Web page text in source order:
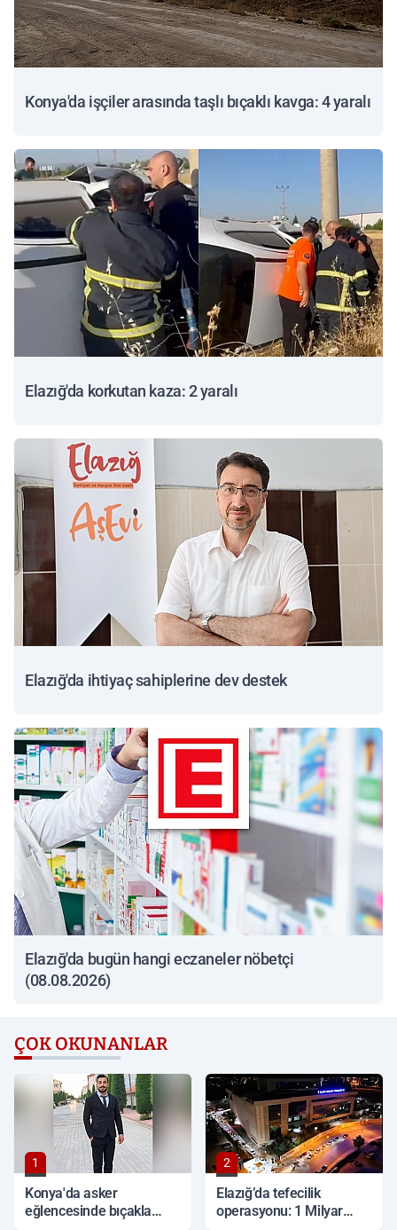
Konya'da işçiler arasında taşlı bıçaklı kavga: 4 yaralı
Elazığ'da korkutan kaza: 2 yaralı
Elazığ'da ihtiyaç sahiplerine dev destek
Elazığ'da bugün hangi eczaneler nöbetçi
(08.08.2026)
ÇOK OKUNANLAR
1
Konya'da asker
eğlencesinde bıçakla
2
Elazığ’da tefecilik
operasyonu: 1 Milyar